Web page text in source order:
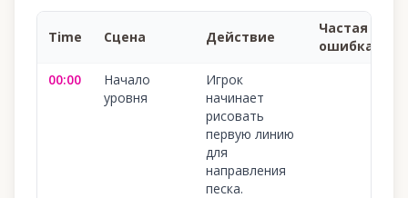
Time Сцена Действие
Частая
ошибка
00:00
Начало
уровня
Игрок
начинает
рисовать
первую линию
для
направления
песка.